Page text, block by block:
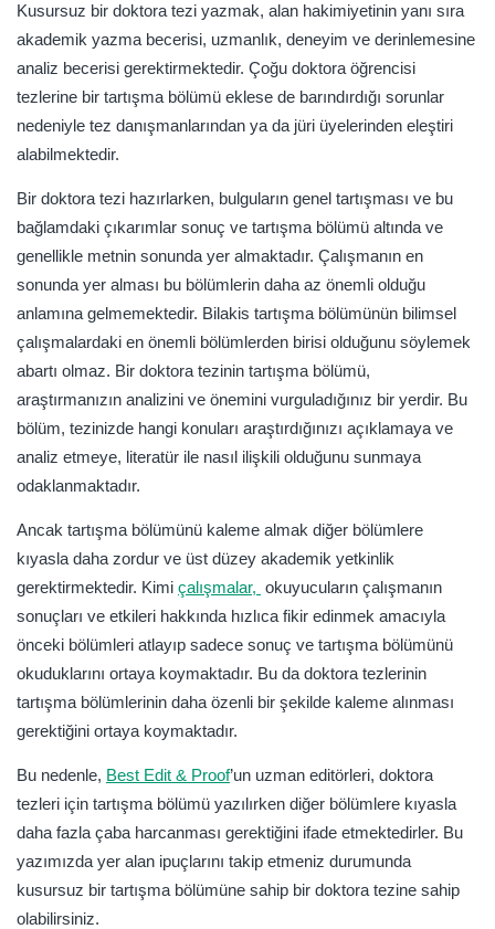
Kusursuz bir doktora tezi yazmak, alan hakimiyetinin yanı sıra
akademik yazma becerisi, uzmanlık, deneyim ve derinlemesine
analiz becerisi gerektirmektedir. Çoğu doktora öğrencisi
tezlerine bir tartışma bölümü eklese de barındırdığı sorunlar
nedeniyle tez danışmanlarından ya da jüri üyelerinden eleştiri
alabilmektedir.
Bir doktora tezi hazırlarken, bulguların genel tartışması ve bu
bağlamdaki çıkarımlar sonuç ve tartışma bölümü altında ve
genellikle metnin sonunda yer almaktadır. Çalışmanın en
sonunda yer alması bu bölümlerin daha az önemli olduğu
anlamına gelmemektedir. Bilakis tartışma bölümünün bilimsel
çalışmalardaki en önemli bölümlerden birisi olduğunu söylemek
abartı olmaz. Bir doktora tezinin tartışma bölümü,
araştırmanızın analizini ve önemini vurguladığınız bir yerdir. Bu
bölüm, tezinizde hangi konuları araştırdığınızı açıklamaya ve
analiz etmeye, literatür ile nasıl ilişkili olduğunu sunmaya
odaklanmaktadır.
Ancak tartışma bölümünü kaleme almak diğer bölümlere
kıyasla daha zordur ve üst düzey akademik yetkinlik
gerektirmektedir. Kimi çalışmalar, okuyucuların çalışmanın
sonuçları ve etkileri hakkında hızlıca fikir edinmek amacıyla
önceki bölümleri atlayıp sadece sonuç ve tartışma bölümünü
okuduklarını ortaya koymaktadır. Bu da doktora tezlerinin
tartışma bölümlerinin daha özenli bir şekilde kaleme alınması
gerektiğini ortaya koymaktadır.
Bu nedenle, Best Edit & Proof’un uzman editörleri, doktora
tezleri için tartışma bölümü yazılırken diğer bölümlere kıyasla
daha fazla çaba harcanması gerektiğini ifade etmektedirler. Bu
yazımızda yer alan ipuçlarını takip etmeniz durumunda
kusursuz bir tartışma bölümüne sahip bir doktora tezine sahip
olabilirsiniz.